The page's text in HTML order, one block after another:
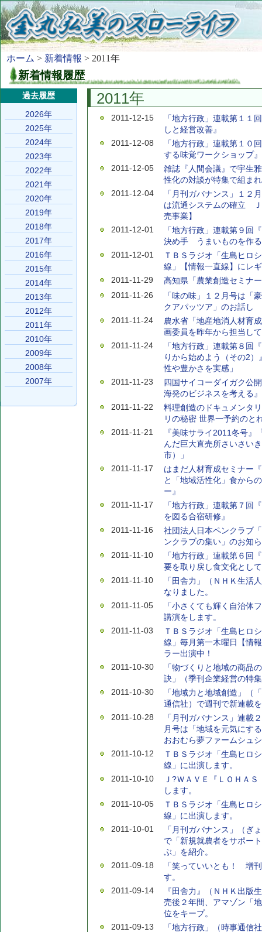
ホーム > 新着情報 > 2011年
新着情報履歴
過去履歴
2026年
2025年
2024年
2023年
2022年
2021年
2020年
2019年
2018年
2017年
2016年
2015年
2014年
2013年
2012年
2011年
2010年
2009年
2008年
2007年
2011年
2011-12-15
「地方行政」連載第１１
しと経営改善』
2011-12-08
「地方行政」連載第１０
する味覚ワークショップ』
2011-12-05
雑誌『人間会議』で宇生
性化の対談が特集で組ま
2011-12-04
「月刊ガバナンス」１２
は流通システムの確立
売事業】
2011-12-01
「地方行政」連載第９回
決め手 うまいものを作
2011-12-01
ＴＢＳラジオ「生島ヒロ
線」【情報一直線】にレ
2011-11-29
高知県「農業創造セミナ
2011-11-26
「味の味」１２月号は
クアパッツア」のお話し
2011-11-24
農水省「地産地消人材育
画委員を昨年から担当し
2011-11-24
「地方行政」連載第８回
りから始めよう（その2
性や豊かさを実感」
2011-11-23
四国サイコーダイガク公
海発のビジネスを考える』
2011-11-22
料理創造のドキュメンタ
リの秘密 世界一予約のと
2011-11-21
『美味サライ2011冬号』
んだ巨大直売所さいさい
市）」
2011-11-17
はまだ人材育成セミナー
と「地域活性化」食から
ー』
2011-11-17
「地方行政」連載第７回
を図る合宿研修』
2011-11-16
社団法人日本ペンクラブ
ンクラブの集い」のお知
2011-11-10
「地方行政」連載第６
要を取り戻し食文化とし
2011-11-10
「田舎力」（ＮＨＫ生活
なりました。
2011-11-05
「小さくても輝く自治体
講演をします。
2011-11-03
ＴＢＳラジオ「生島ヒロ
線」毎月第一木曜日【情
ラー出演中！
2011-10-30
「物づくりと地域の商品
訣」（季刊企業経営の特
2011-10-30
「地域力と地域創造」（
通信社）で週刊で新連載
2011-10-28
「月刊ガバナンス」連載
月号は「地域を元気に
おおむら夢ファームシュ
2011-10-12
ＴＢＳラジオ「生島ヒロ
線」に出演します。
2011-10-10
Ｊ?ＷＡＶＥ『ＬＯＨＡ
します。
2011-10-05
ＴＢＳラジオ「生島ヒロ
線」に出演します。
2011-10-01
「月刊ガバナンス」（ぎ
で「新規就農者をサポー
ぶ」を紹介。
2011-09-18
「笑っていいとも！ 増
す。
2011-09-14
『田舎力』（ＮＨＫ出版
売後２年間、アマゾン「
位をキープ。
2011-09-13
「地方行政」（時事通信